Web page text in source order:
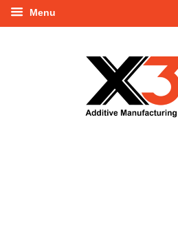
Menu